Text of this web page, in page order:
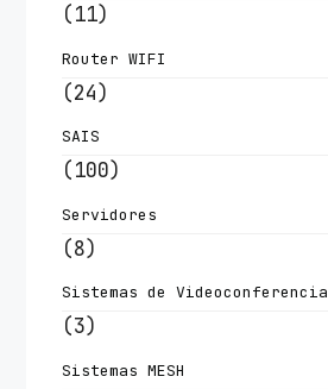
(11)
Router WIFI
(24)
SAIS
(100)
Servidores
(8)
Sistemas de Videoconferencia
(3)
Sistemas MESH